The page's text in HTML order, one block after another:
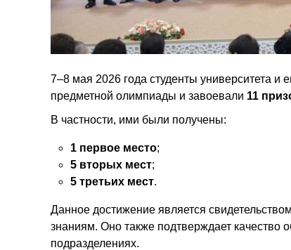
7–8 мая 2026 года студенты университета и
предметной олимпиады и завоевали 11
В частности, ими были получены:
1 первое место;
5 вторых мест;
5 третьих мест.
Данное достижение является
знаниям. Оно также подтверждает качество
подразделениях.